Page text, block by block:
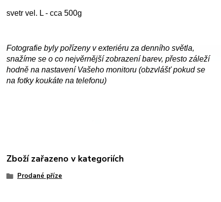
svetr vel. L - cca 500g
Fotografie byly pořízeny v exteriéru za denního světla,
snažíme se o co nejvěrnější zobrazení barev, přesto záleží
hodně na nastavení Vašeho monitoru (obzvlášť pokud se
na fotky koukáte na telefonu)
Zboží zařazeno v kategoriích
Prodané příze